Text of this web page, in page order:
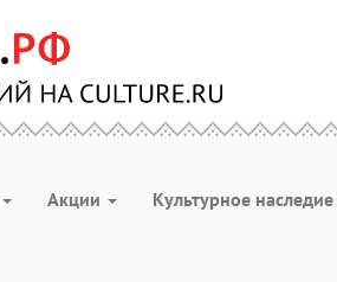
Акции Культурное наследие